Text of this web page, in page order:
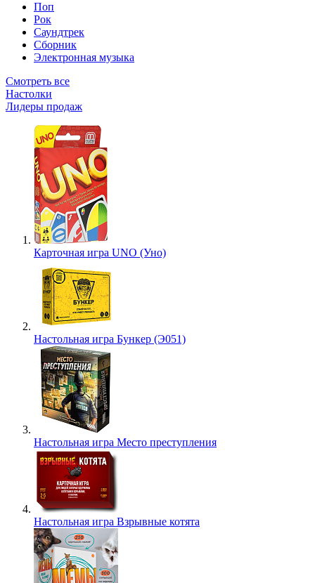
Поп
Рок
Саундтрек
Сборник
Электронная музыка
Смотреть все
Настолки
Лидеры продаж
Карточная игра UNO (Уно)
Настольная игра Бункер (Э051)
Настольная игра Место преступления
Настольная игра Взрывные котята